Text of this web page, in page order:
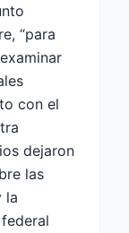
“para
con el
dejaron
las
la